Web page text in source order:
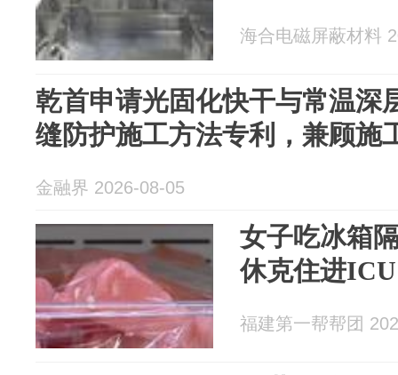
海合电磁屏蔽材料
乾首申请光固化快干与常温深
缝防护施工方法专利，兼顾施
金融界 2026-08-05
女子吃冰箱
休克住进
福建第一帮帮团